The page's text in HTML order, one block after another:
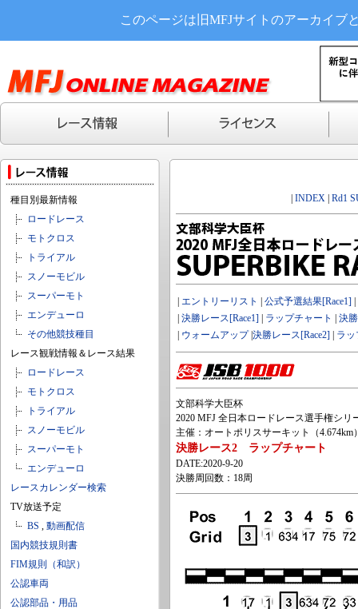
このページは旧MFJサイトのアーカイブ
種目別最新情報
ロードレース
モトクロス
トライアル
スノーモビル
スーパーモト
エンデューロ
その他競技種目
レース観戦情報＆レース結果
ロードレース
モトクロス
トライアル
スノーモビル
スーパーモト
エンデューロ
レースカレンダー検索
TV放送予定
BS , 動画配信
国内競技規則書
FIM規則（和訳）
公認車両
公認部品・用品
INDEX Rd1
エントリーリスト 公式予選結果[Race1]
決勝レース[Race1] ラップチャート
決
ウォームアップ| 決勝レース[Race2] ラ
文部科学大臣杯
2020 MFJ 全日本ロードレース選手権シ
主催：オートポリスサーキット（4.674km
決勝レース2 ラップチャート
DATE:2020-9-20
決勝周回数：18周